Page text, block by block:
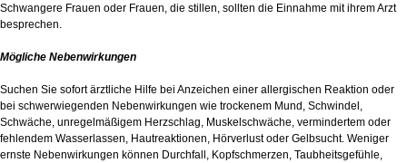
Schwangere Frauen oder Frauen, die stillen, sollten die Einnahme mit ihrem Arzt
besprechen.
Mögliche Nebenwirkungen
Suchen Sie sofort ärztliche Hilfe bei Anzeichen einer allergischen Reaktion oder
bei schwerwiegenden Nebenwirkungen wie trockenem Mund, Schwindel,
Schwäche, unregelmäßigem Herzschlag, Muskelschwäche, vermindertem oder
fehlendem Wasserlassen, Hautreaktionen, Hörverlust oder Gelbsucht. Weniger
ernste Nebenwirkungen können Durchfall, Kopfschmerzen, Taubheitsgefühle,